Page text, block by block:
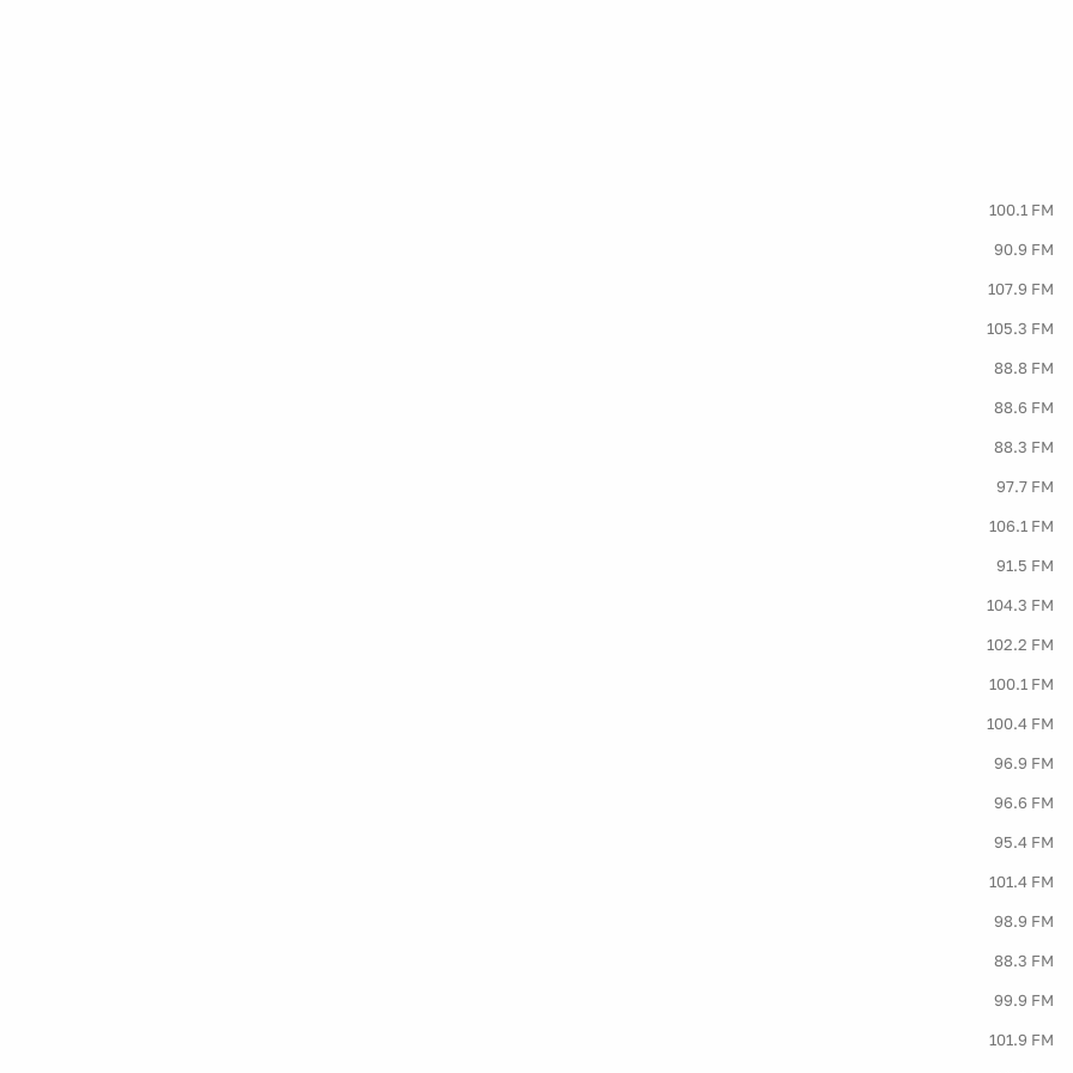
100.1 FM
90.9 FM
107.9 FM
105.3 FM
88.8 FM
88.6 FM
88.3 FM
97.7 FM
106.1 FM
91.5 FM
104.3 FM
102.2 FM
100.1 FM
100.4 FM
96.9 FM
96.6 FM
95.4 FM
101.4 FM
98.9 FM
88.3 FM
99.9 FM
101.9 FM